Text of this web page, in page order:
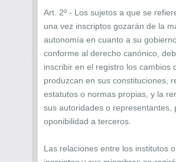
Art. 2º - Los sujetos a que se
una vez inscriptos gozarán de la
autonomía en cuanto a su
conforme al derecho canónico,
inscribir en el registro los cambios
produzcan en sus constituciones,
estatutos o normas propias, y la
sus autoridades o representantes,
oponibilidad a terceros.
Las relaciones entre los institutos